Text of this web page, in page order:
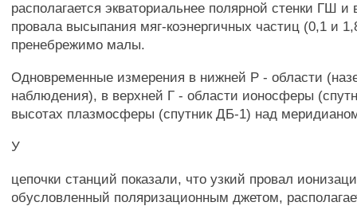
располагается экваториальнее полярной стенки ГШ и
провала высыпания мяг-коэнергичных частиц (0,1 и
пренебрежимо малы.
Одновременные измерения в нижней Р - области
наблюдения), в верхней Г - области ионосферы
высотах плазмосферы (спутник ДБ-1) над
У
цепочки станций показали, что узкий провал
обусловленный поляризационным джетом,